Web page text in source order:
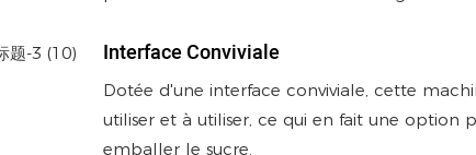
Interface Conviviale
Dotée d'une interface conviviale, cette
utiliser et à utiliser, ce qui en fait une option
emballer le sucre.